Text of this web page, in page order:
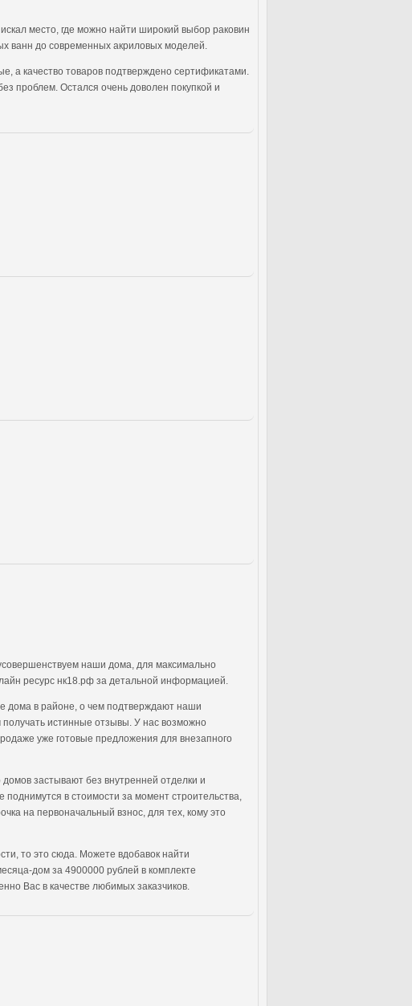
место, где можно найти широкий выбор раковин
ванн до современных акриловых моделей.
а качество товаров подтверждено сертификатами.
проблем. Остался очень доволен покупкой и
наши дома, для максимально
ресурс нк18.рф за детальной информацией.
дома в районе, о чем подтверждают наши
истинные отзывы. У нас возможно
уже готовые предложения для внезапного
застывают без внутренней отделки и
в стоимости за момент строительства,
на первоначальный взнос, для тех, кому это
то это сюда. Можете вдобавок найти
дом за 4900000 рублей в комплекте
Вас в качестве любимых заказчиков.